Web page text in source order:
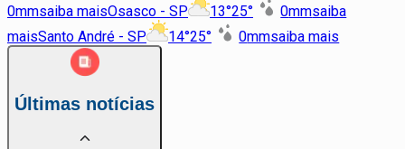
0mmsaiba maisOsasco - SP 13°25° 0mmsaiba
maisSanto André - SP 14°25° 0mmsaiba mais
Últimas notícias